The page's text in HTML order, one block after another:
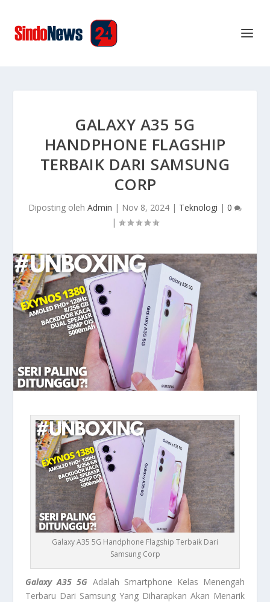
GALAXY A35 5G
HANDPHONE FLAGSHIP
TERBAIK DARI SAMSUNG
CORP
Diposting oleh Admin | Nov 8, 2024 | Teknologi | 0
|
Galaxy A35 5G Handphone Flagship Terbaik Dari
Samsung Corp
Galaxy A35 5G Adalah Smartphone Kelas Menengah
Terbaru Dari Samsung Yang Diharapkan Akan Menarik